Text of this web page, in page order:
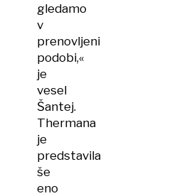
gledamo
v
prenovljeni
podobi,«
je
vesel
Šantej.
Thermana
je
predstavila
še
eno